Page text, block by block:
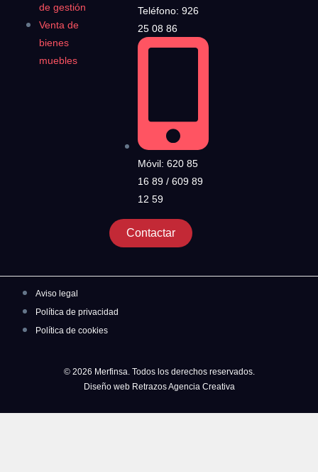
de gestión
Venta de
bienes
muebles
Teléfono: 926
25 08 86
Móvil: 620 85
16 89 / 609 89
12 59
Contactar
Aviso legal
Política de privacidad
Política de cookies
© 2026 Merfinsa. Todos los derechos reservados.
Diseño web Retrazos Agencia Creativa